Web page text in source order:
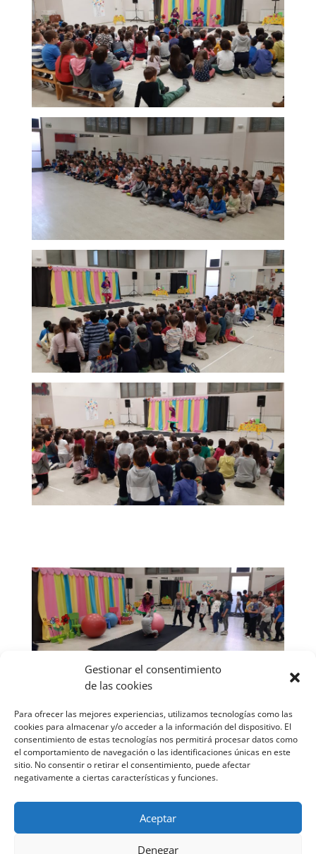
Gestionar el consentimiento
de las cookies
Para ofrecer las mejores experiencias, utilizamos tecnologías como las
cookies para almacenar y/o acceder a la información del dispositivo. El
consentimiento de estas tecnologías nos permitirá procesar datos como
el comportamiento de navegación o las identificaciones únicas en este
sitio. No consentir o retirar el consentimiento, puede afectar
negativamente a ciertas características y funciones.
Aceptar
Denegar